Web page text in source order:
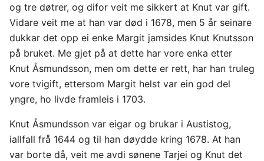
og tre døtrer, og difor veit me sikkert at Knut var gift.
Vidare veit me at han var død i 1678, men 5 år seinare
dukkar det opp ei enke Margit jamsides Knut Knutsson
på bruket. Me gjet på at dette har vore enka etter
Knut Åsmundsson, men om dette er rett, har han truleg
vore tvigift, ettersom Margit helst var ein god del
yngre, ho livde framleis i 1703.
Knut Åsmundsson var eigar og brukar i Austistog,
iallfall frå 1644 og til han døydde kring 1678. At han
var borte då, veit me avdi sønene Tarjei og Knut det